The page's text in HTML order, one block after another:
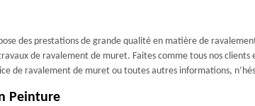
des prestations de grande qualité en matière de
de ravalement de muret. Faites comme tous nos
de ravalement de muret ou toutes autres informations,
Peinture